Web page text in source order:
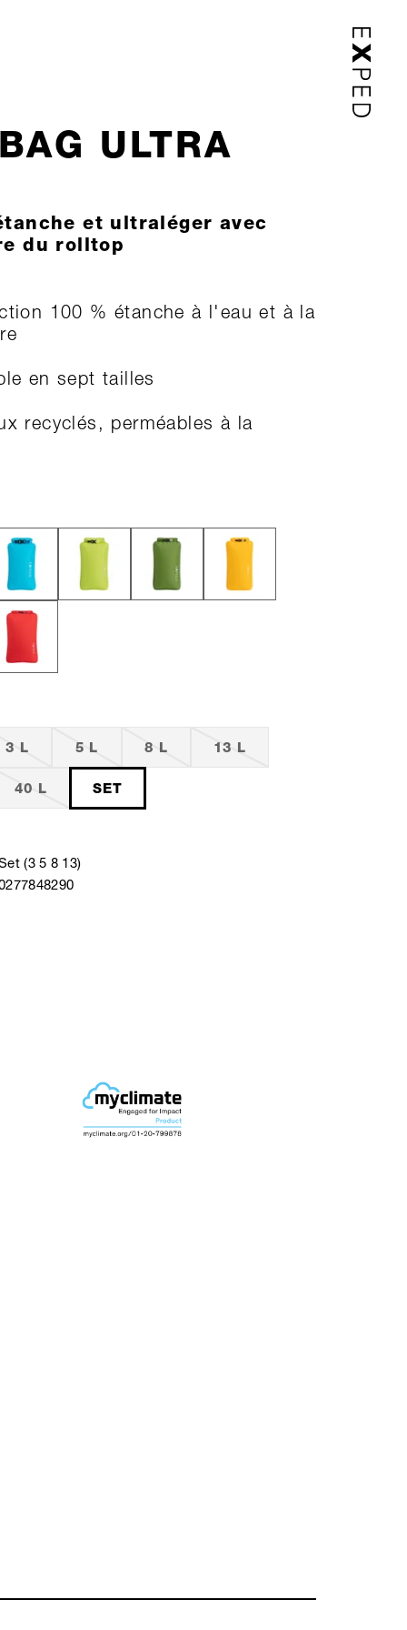
ULTRA
et ultraléger avec
du rolltop
100 % étanche à l'eau et à la
en sept tailles
recyclés, perméables à la
3 L 5 L 8 L 13 L
40 L SET
(3 5 8 13)